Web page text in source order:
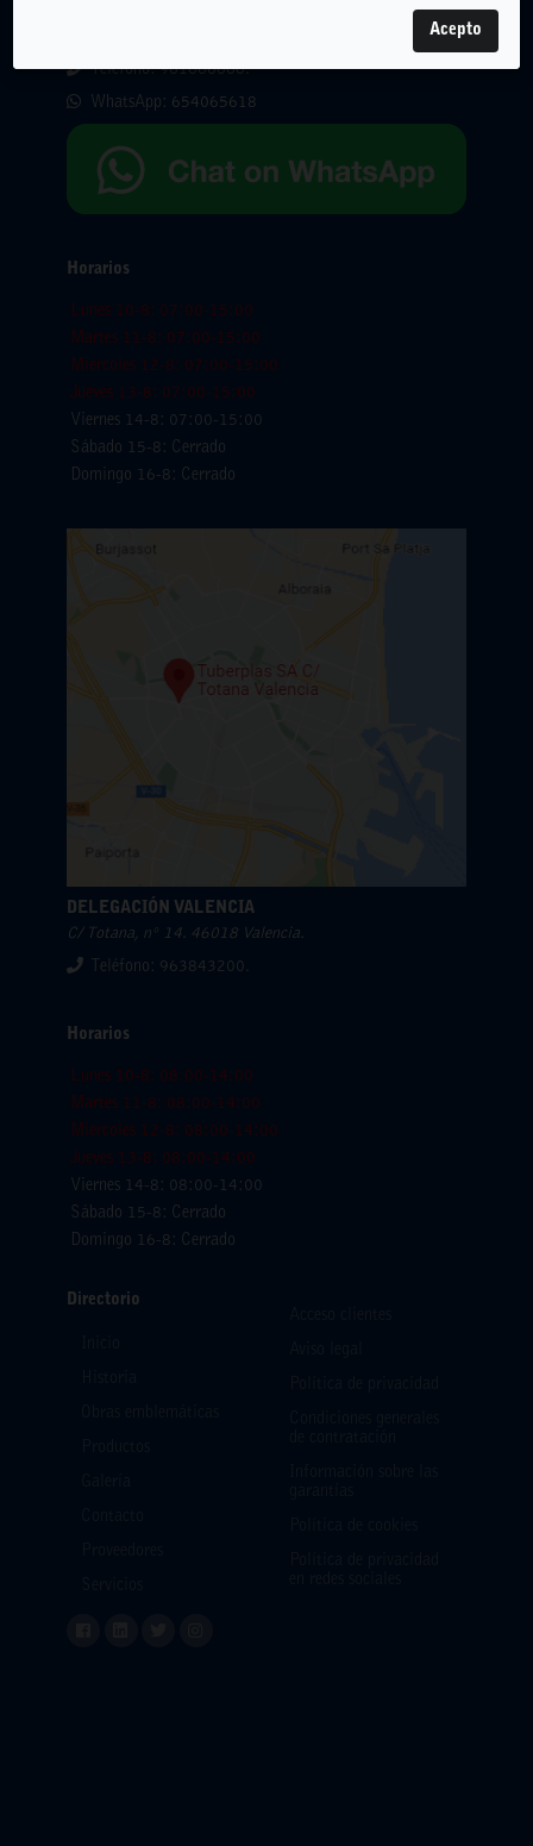
Directorio
Polígono Industrial El Oliveral. Calle D. nº 6. 46394
Teléfono: 961666666.
WhatsApp: 654065618
Horarios
Lunes 10-8: 07:00-15:00
Martes 11-8: 07:00-15:00
Miercoles 12-8: 07:00-15:00
Jueves 13-8: 07:00-15:00
Viernes 14-8: 07:00-15:00
Sábado 15-8: Cerrado
Domingo 16-8: Cerrado
DELEGACIÓN VALENCIA
C/ Totana, nº 14. 46018 Valencia.
Teléfono: 963843200.
Horarios
Lunes 10-8: 08:00-14:00
Martes 11-8: 08:00-14:00
Miercoles 12-8: 08:00-14:00
Jueves 13-8: 08:00-14:00
Viernes 14-8: 08:00-14:00
Sábado 15-8: Cerrado
Domingo 16-8: Cerrado
Acepto